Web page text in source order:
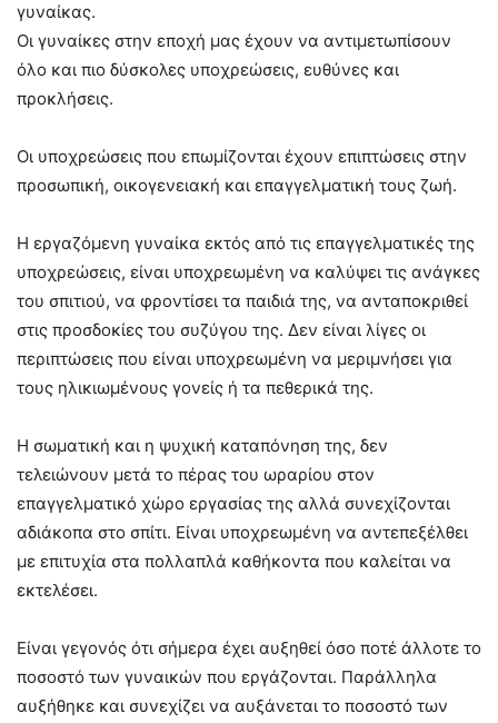
γυναίκας.
Οι γυναίκες στην εποχή μας έχουν να αντιμετωπίσουν
όλο και πιο δύσκολες υποχρεώσεις, ευθύνες και
προκλήσεις.
Οι υποχρεώσεις που επωμίζονται έχουν επιπτώσεις στην
προσωπική, οικογενειακή και επαγγελματική τους ζωή.
Η εργαζόμενη γυναίκα εκτός από τις επαγγελματικές της
υποχρεώσεις, είναι υποχρεωμένη να καλύψει τις ανάγκες
του σπιτιού, να φροντίσει τα παιδιά της, να ανταποκριθεί
στις προσδοκίες του συζύγου της. Δεν είναι λίγες οι
περιπτώσεις που είναι υποχρεωμένη να μεριμνήσει για
τους ηλικιωμένους γονείς ή τα πεθερικά της.
Η σωματική και η ψυχική καταπόνηση της, δεν
τελειώνουν μετά το πέρας του ωραρίου στον
επαγγελματικό χώρο εργασίας της αλλά συνεχίζονται
αδιάκοπα στο σπίτι. Είναι υποχρεωμένη να αντεπεξέλθει
με επιτυχία στα πολλαπλά καθήκοντα που καλείται να
εκτελέσει.
Είναι γεγονός ότι σήμερα έχει αυξηθεί όσο ποτέ άλλοτε το
ποσοστό των γυναικών που εργάζονται. Παράλληλα
αυξήθηκε και συνεχίζει να αυξάνεται το ποσοστό των